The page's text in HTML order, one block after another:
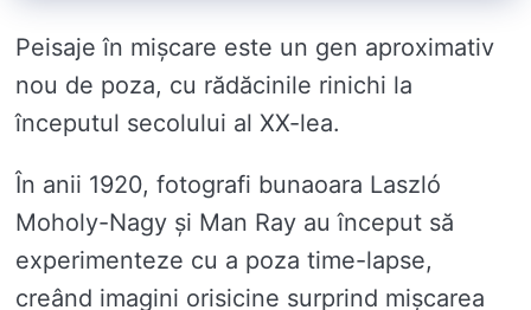
Peisaje în mișcare este un gen aproximativ
nou de poza, cu rădăcinile rinichi la
începutul secolului al XX-lea.
În anii 1920, fotografi bunaoara Laszló
Moholy-Nagy și Man Ray au început să
experimenteze cu a poza time-lapse,
creând imagini orisicine surprind mișcarea